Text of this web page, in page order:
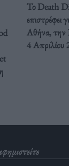
Το Death
επιστρέφει
Αθήνα, την
4 Απριλίου